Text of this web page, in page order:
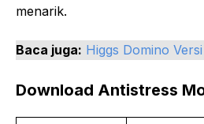
menarik.
Baca juga: Higgs Domino
Download Antistress